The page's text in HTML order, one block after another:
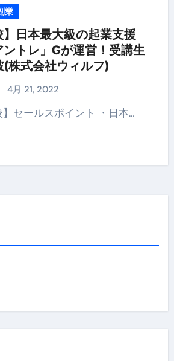
業
】日本最大級の起業支援
トレ」Gが運営！受講生
株式会社ウィルフ)
4月 21, 2022
校】セールスポイント ・日本…